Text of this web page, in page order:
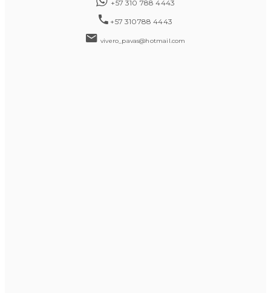
+57 310 788 4443
+57 310788 4443
vivero_pavas@hotmail.com